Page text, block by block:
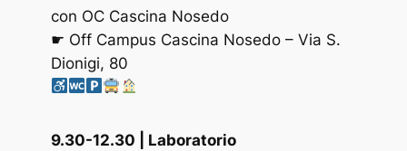
con OC Cascina Nosedo
☛ Off Campus Cascina Nosedo – Via S.
Dionigi, 80
9.30-12.30 | Laboratorio